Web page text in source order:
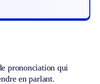
prononciation qui
en parlant.